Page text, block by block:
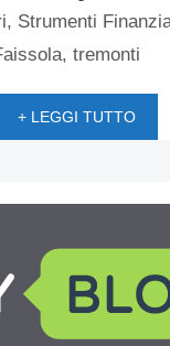
, Strumenti
,tremonti
+ LEGGI TUTTO